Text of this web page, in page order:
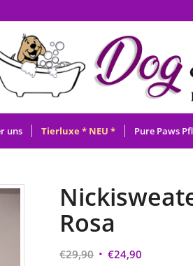
uns Tierluxe * NEU * Pure Paws
Rosa
€29,90 Ursprünglicher
€24,90